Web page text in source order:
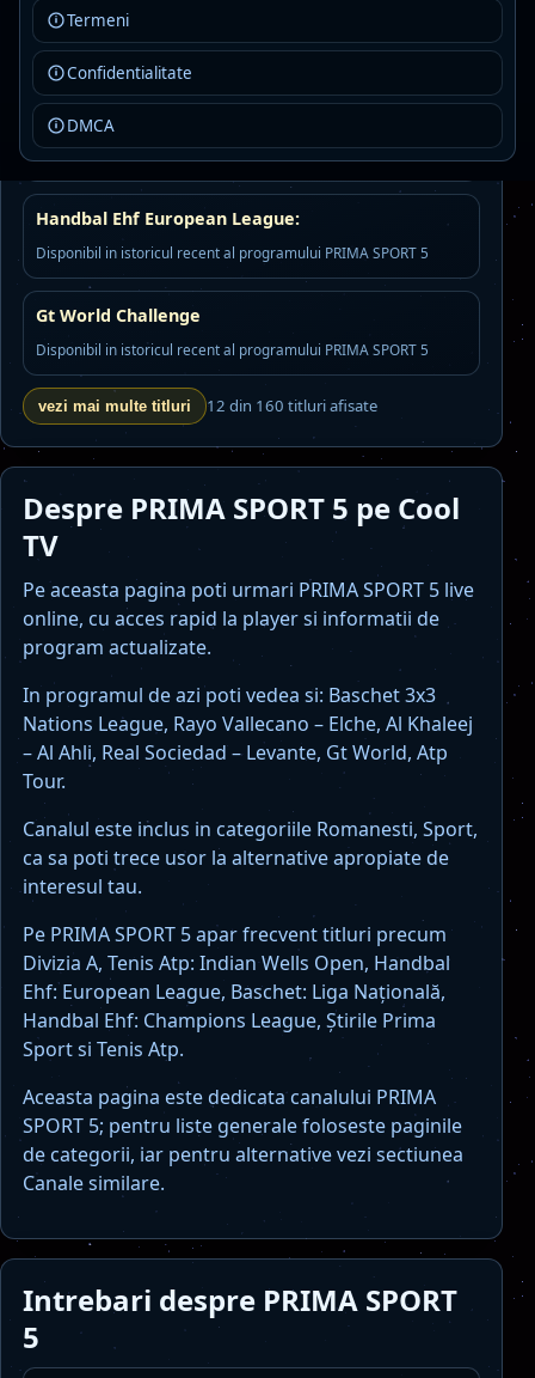
Termeni
Confidentialitate
DMCA
Baschet: Eurocup
Disponibil in istoricul recent al programului PRIMA SPORT 5
Rezumate Olanda
Handbal Ehf European League:
Disponibil in istoricul recent al programului PRIMA SPORT 5
Gt World Challenge
Disponibil in istoricul recent al programului PRIMA SPORT 5
vezi mai multe titluri 12 din 160 titluri afisate
Despre PRIMA SPORT 5 pe Cool
TV
Pe aceasta pagina poti urmari PRIMA SPORT 5 live
online, cu acces rapid la player si informatii de
program actualizate.
In programul de azi poti vedea si: Baschet 3x3
Nations League, Rayo Vallecano – Elche, Al Khaleej
– Al Ahli, Real Sociedad – Levante, Gt World, Atp
Tour.
Canalul este inclus in categoriile Romanesti, Sport,
ca sa poti trece usor la alternative apropiate de
interesul tau.
Pe PRIMA SPORT 5 apar frecvent titluri precum
Divizia A, Tenis Atp: Indian Wells Open, Handbal
Ehf: European League, Baschet: Liga Națională,
Handbal Ehf: Champions League, Știrile Prima
Sport si Tenis Atp.
Aceasta pagina este dedicata canalului PRIMA
SPORT 5; pentru liste generale foloseste paginile
de categorii, iar pentru alternative vezi sectiunea
Canale similare.
Intrebari despre PRIMA SPORT
5